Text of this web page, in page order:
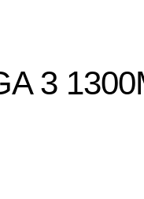
3